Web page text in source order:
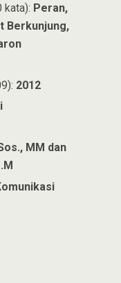
kata): Peran,
Berkunjung,
2012
MM dan